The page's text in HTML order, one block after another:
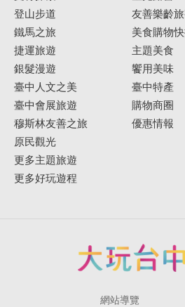
登山步道
鐵馬之旅
捷運旅遊
銀髮漫遊
臺中人文之美
臺中會展旅遊
穆斯林友善之旅
原民觀光
更多主題旅遊
更多好玩遊程
友善樂齡
美食購物
主題美食
饗用美味
臺中特產
購物商圈
優惠情報
網站導覽